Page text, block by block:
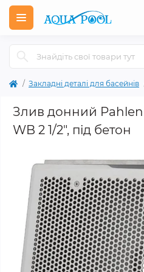
Закладні деталі для басейнів
Злив донний Pahlen
WB 2 1/2", під бетон